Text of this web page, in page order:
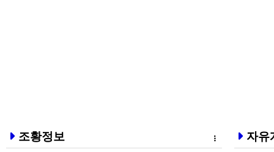
조황정보 자유